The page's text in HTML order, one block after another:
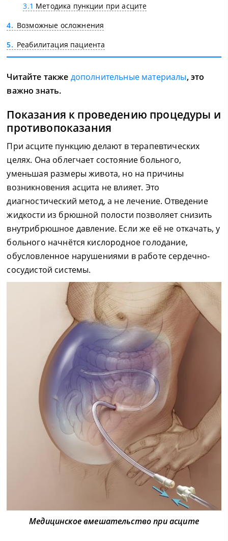
3.1 Методика пункции при асците
4
Возможные осложнения
5
Реабилитация пациента
Читайте также дополнительные материалы, это
важно знать.
Показания к проведению процедуры и
противопоказания
При асците пункцию делают в терапевтических
целях. Она облегчает состояние больного,
уменьшая размеры живота, но на причины
возникновения асцита не влияет. Это
диагностический метод, а не лечение. Отведение
жидкости из брюшной полости позволяет снизить
внутрибрюшное давление. Если же её не откачать, у
больного начнётся кислородное голодание,
обусловленное нарушениями в работе сердечно-
сосудистой системы.
Медицинское вмешательство при асците